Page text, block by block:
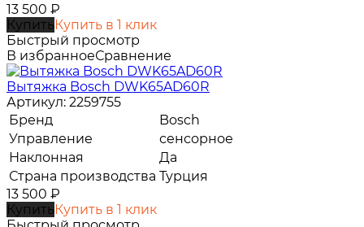
13 500 ₽
КупитьКупить в 1 клик
Быстрый просмотр
В избранноеСравнение
Вытяжка Bosch DWK65AD60R
Артикул: 2259755
Бренд
Bosch
Управление
сенсорное
Наклонная
Да
Страна производства Турция
13 500 ₽
КупитьКупить в 1 клик